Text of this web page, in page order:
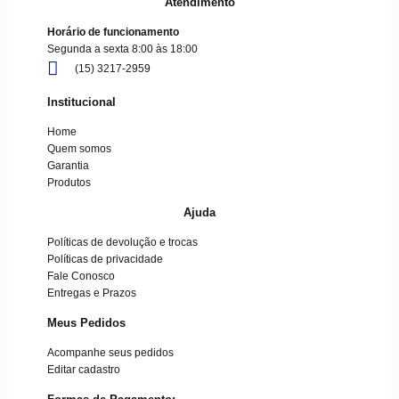
Horário de funcionamento
Segunda a sexta 8:00 às 18:00
(15) 3217-2959
Institucional
Home
Quem somos
Garantia
Produtos
Ajuda
Políticas de devolução e trocas
Políticas de privacidade
Fale Conosco
Entregas e Prazos
Meus Pedidos
Acompanhe seus pedidos
Editar cadastro